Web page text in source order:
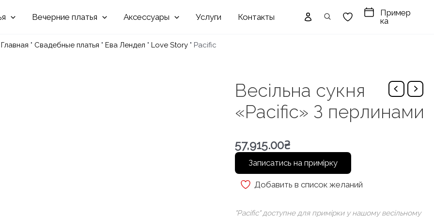
Вечерние Аксессуары Услуги Контакты
Пример
ка
Главная " Свадебные платья " Ева Лендел " Love Story" Pacific
Весільна сукня
«Pacific» З перлинами
57,915.00₴
Записатись на примірку
Добавить в список желаний
"Pacific" доступне для примірки у нашому весільному